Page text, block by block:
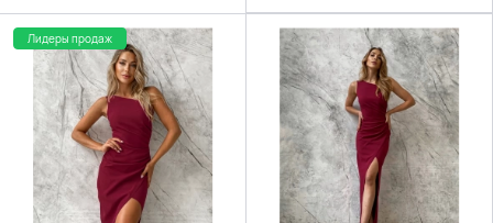
Лидеры продаж